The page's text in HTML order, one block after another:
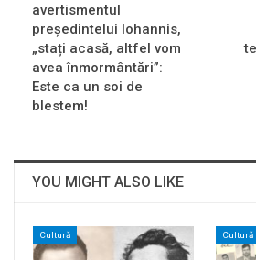
avertismentul
președintelui Iohannis,
„stați acasă, altfel vom
avea înmormântări”:
Este ca un soi de
blestem!
YOU MIGHT ALSO LIKE
Cultură Cultură